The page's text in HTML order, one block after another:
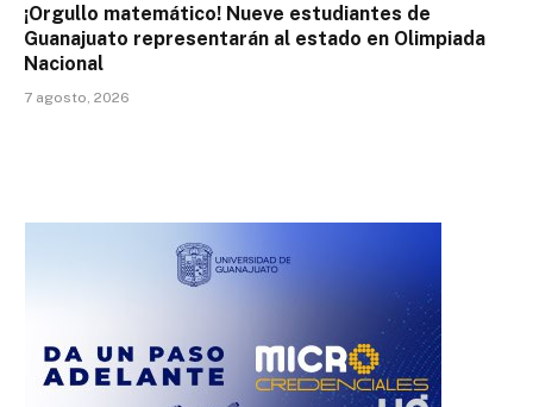
¡Orgullo matemático! Nueve estudiantes de
Guanajuato representarán al estado en Olimpiada
Nacional
7 agosto, 2026